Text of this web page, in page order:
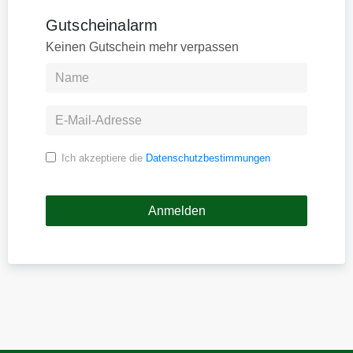
Gutscheinalarm
Keinen Gutschein mehr verpassen
Ich akzeptiere die Datenschutzbestimmungen